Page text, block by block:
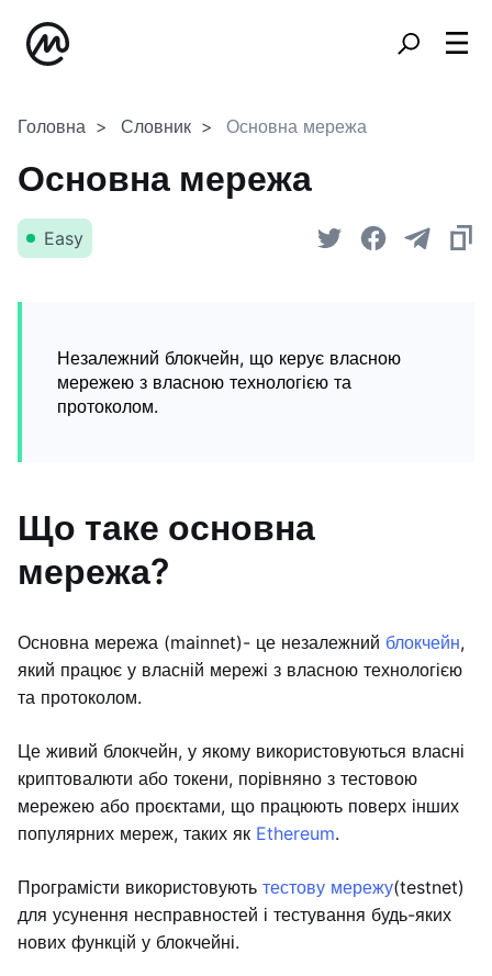
Головна Словник Основна мережа
Основна мережа
Easy
Незалежний блокчейн, що керує власною
мережею з власною технологією та
протоколом.
Що таке основна
мережа?
Основна мережа (mainnet)- це незалежний блокчейн,
який працює у власній мережі з власною технологією
та протоколом.
Це живий блокчейн, у якому використовуються власні
криптовалюти або токени, порівняно з тестовою
мережею або проєктами, що працюють поверх інших
популярних мереж, таких як Ethereum.
Програмісти використовують тестову мережу(testnet)
для усунення несправностей і тестування будь-яких
нових функцій у блокчейні.